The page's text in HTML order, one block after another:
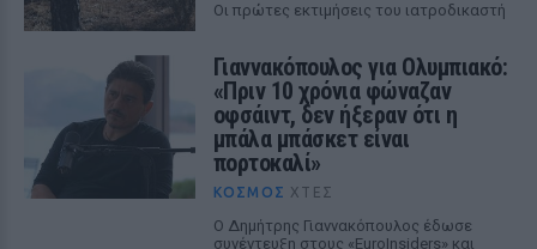
Οι πρώτες εκτιμήσεις του ιατροδικαστή
Γιαννακόπουλος για Ολυμπιακό:
«Πριν 10 χρόνια φώναζαν
οφσάιντ, δεν ήξεραν ότι η
μπάλα μπάσκετ είναι
πορτοκαλί»
ΚΌΣΜΟΣ ΧΤΕΣ
Ο Δημήτρης Γιαννακόπουλος έδωσε
συνέντευξη στους «EuroInsiders» και